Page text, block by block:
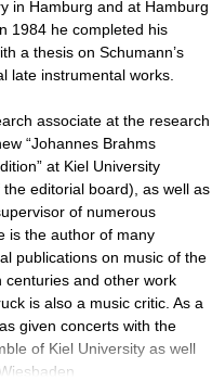
in Hamburg and at Hamburg
1984 he completed his
a thesis on Schumann’s
late instrumental works.
associate at the research
“Johannes Brahms
at Kiel University
editorial board), as well as
of numerous
is the author of many
publications on music of the
centuries and other work
is also a music critic. As a
given concerts with the
of Kiel University as well